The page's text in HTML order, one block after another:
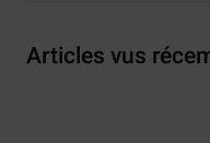
Articles vus